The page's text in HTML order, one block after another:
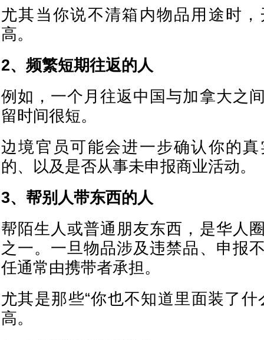
尤其当你说不清箱内物品用途时
高。
2、频繁短期往返的人
例如，一个月往返中国与加拿大之
留时间很短。
边境官员可能会进一步确认你的
的、以及是否从事未申报商业活动。
3、帮别人带东西的人
帮陌生人或普通朋友东西，是华人
之一。一旦物品涉及违禁品、申报
任通常由携带者承担。
尤其是那些“你也不知道里面装了什
高。